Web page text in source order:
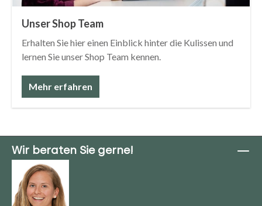
Unser Shop Team
Erhalten Sie hier einen Einblick hinter die Kulissen und
lernen Sie unser Shop Team kennen.
Mehr erfahren
Wir beraten Sie gerne!